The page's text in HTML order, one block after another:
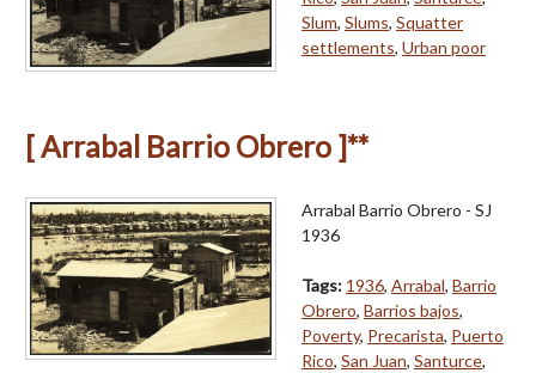
Slum, Slums, Squatter
settlements, Urban poor
[ Arrabal Barrio Obrero ]**
Arrabal Barrio Obrero - SJ
1936
Tags: 1936, Arrabal, Barrio
Obrero, Barrios bajos,
Poverty, Precarista, Puerto
Rico, San Juan, Santurce,